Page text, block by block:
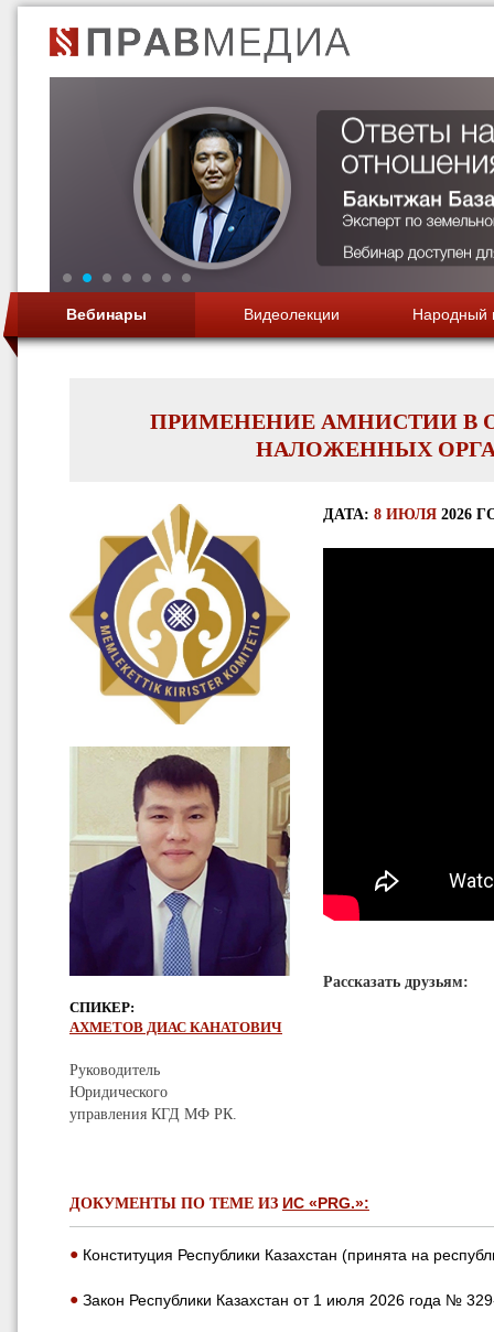
4
Вебинары Видеолекции Народный
ПРИМЕНЕНИЕ АМНИСТИИ В
НАЛОЖЕННЫХ
СПИКЕР:
АХМЕТОВ ДИАС КАНАТОВИЧ
Руководитель
Юридического
управления КГД МФ РК.
ДАТА: 8 ИЮЛЯ 2026
Рассказать друзьям:
ДОКУМЕНТЫ ПО ТЕМЕ ИЗ ИС «PRG.»:
● Конституция Республики Казахстан (принята на
● Закон Республики Казахстан от 1 июля 2026 года №